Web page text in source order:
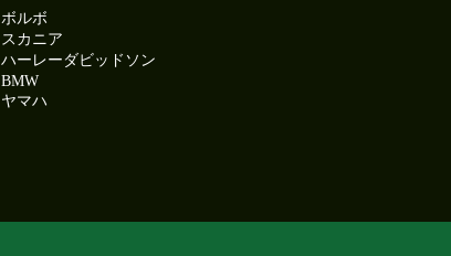
ボルボ
スカニア
ハーレーダビッドソン
BMW
ヤマハ